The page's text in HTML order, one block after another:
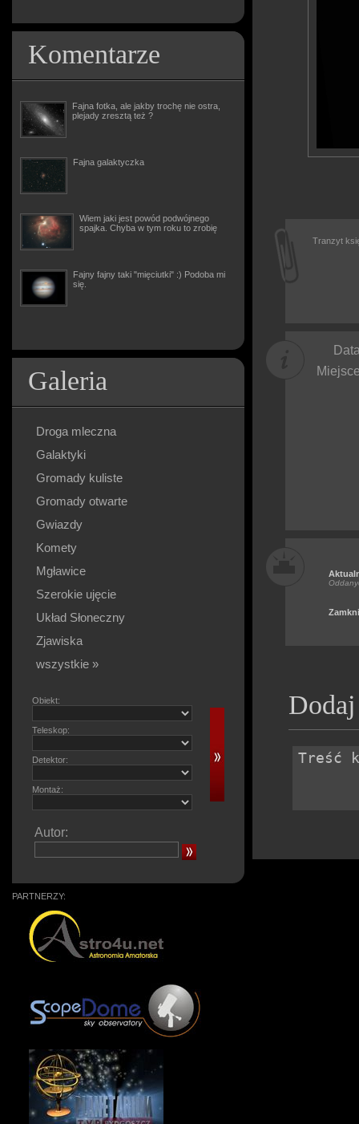
Komentarze
Fajna fotka, ale jakby trochę nie ostra,
plejady zresztą też ?
Fajna galaktyczka
Wiem jaki jest powód podwójnego
spajka. Chyba w tym roku to zrobię
Fajny fajny taki "mięciutki" :) Podoba mi
się.
Galeria
Droga mleczna
Galaktyki
Gromady kuliste
Gromady otwarte
Gwiazdy
Komety
Mgławice
Szerokie ujęcie
Układ Słoneczny
Zjawiska
wszystkie »
Obiekt:
Teleskop:
Detektor:
Montaż:
Autor:
PARTNERZY:
Tranzyt